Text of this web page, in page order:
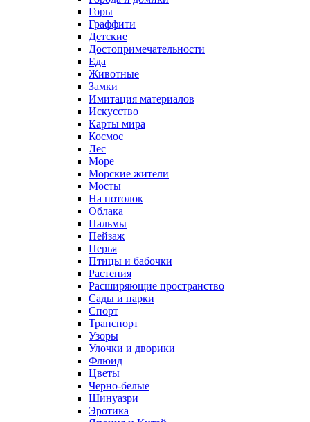
Горы
Граффити
Детские
Достопримечательности
Еда
Животные
Замки
Имитация материалов
Искусство
Карты мира
Космос
Лес
Море
Морские жители
Мосты
На потолок
Облака
Пальмы
Пейзаж
Перья
Птицы и бабочки
Растения
Расширяющие пространство
Сады и парки
Спорт
Транспорт
Узоры
Улочки и дворики
Флюид
Цветы
Черно-белые
Шинуазри
Эротика